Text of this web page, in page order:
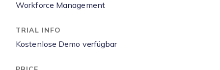
Workforce Management
Kostenlose Demo verfügbar